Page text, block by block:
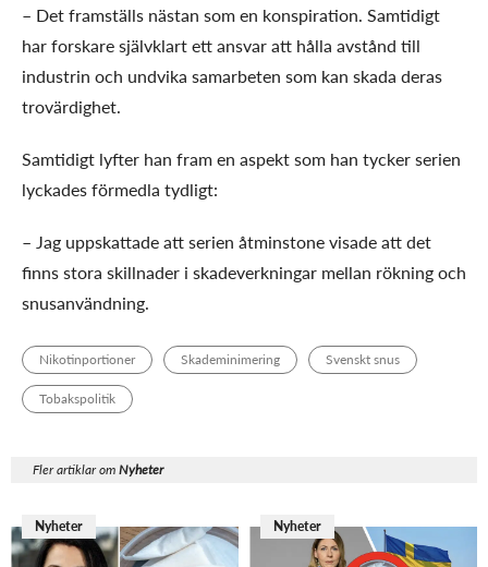
– Det framställs nästan som en konspiration. Samtidigt
har forskare självklart ett ansvar att hålla avstånd till
industrin och undvika samarbeten som kan skada deras
trovärdighet.
Samtidigt lyfter han fram en aspekt som han tycker serien
lyckades förmedla tydligt:
– Jag uppskattade att serien åtminstone visade att det
finns stora skillnader i skadeverkningar mellan rökning och
snusanvändning.
Nikotinportioner Skademinimering Svenskt snus
Tobakspolitik
Fler artiklar omNyheter
Nyheter Nyheter